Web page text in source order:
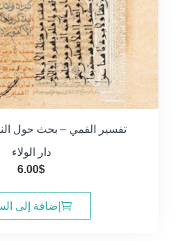
تفسير القمي – بحث حول
دار الولاء
6.00$
إضافة إلى